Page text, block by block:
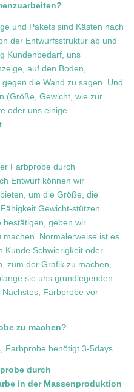
und Pakets sind Kästen nach
der Entwurfsstruktur ab und
Kundenbedarf, uns
auf den Boden,
die Wand zu sagen. Und
(Größe, Gewicht, wie zur
oder uns einige
Farbprobe durch
Entwurf können wir
um die Größe, die
Gewicht-stützen.
bestätigen, geben wir
Normalerweise ist es
Kunde Schwierigkeit oder
zum der Grafik zu machen,
sie uns grundlegenden
Farbprobe vor
zu machen?
Farbprobe benötigt 3-5days
durch
in der Massenproduktion